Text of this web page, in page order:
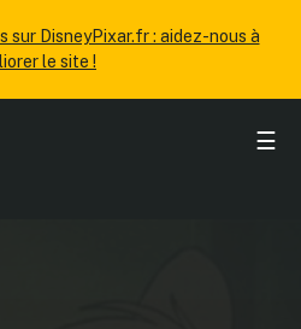
sur DisneyPixar.fr : aidez-nous à
le site !
☰